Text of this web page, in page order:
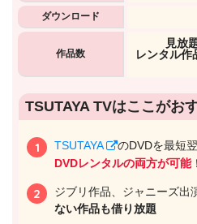
ダウンロード
作品数
⾒放
レンタル作
TSUTAYA TVはここがお
TSUTAYA のDVDを最短
DVDレンタルの両方が可能！
ジブリ作品、ジャニーズ出
ない作品も借り放題